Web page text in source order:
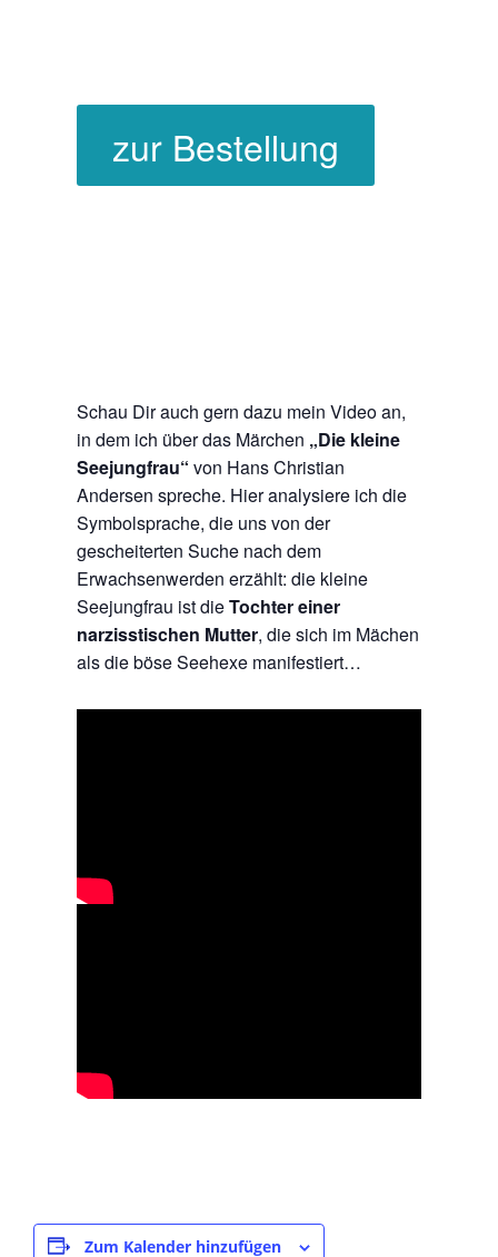
zur Bestellung
Schau Dir auch gern dazu mein Video an,
in dem ich über das Märchen „Die kleine
Seejungfrau“ von Hans Christian
Andersen spreche. Hier analysiere ich die
Symbolsprache, die uns von der
gescheiterten Suche nach dem
Erwachsenwerden erzählt: die kleine
Seejungfrau ist dieTochter einer
narzisstischen Mutter, die sich im Mächen
als die böse Seehexe manifestiert…
Zum Kalender hinzufügen